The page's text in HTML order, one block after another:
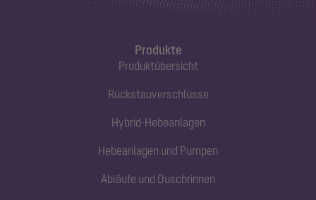
Produkte
Produktübersicht
Rückstauverschlüsse
Hybrid-Hebeanlagen
Hebeanlagen und Pumpen
Abläufe und Duschrinnen